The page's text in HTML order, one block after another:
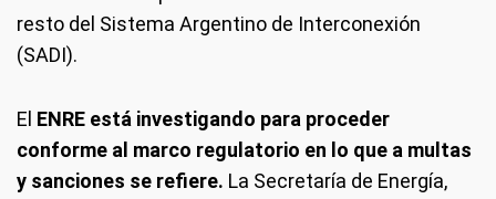
resto del Sistema Argentino de Interconexión
(SADI).
El ENRE está investigando para proceder
conforme al marco regulatorio en lo que a multas
y sanciones se refiere. La Secretaría de Energía,